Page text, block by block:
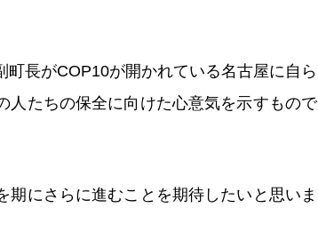
長がCOP10が開かれている名古屋に自ら
人たちの保全に向けた心意気を示すもので
にさらに進むことを期待したいと思いま